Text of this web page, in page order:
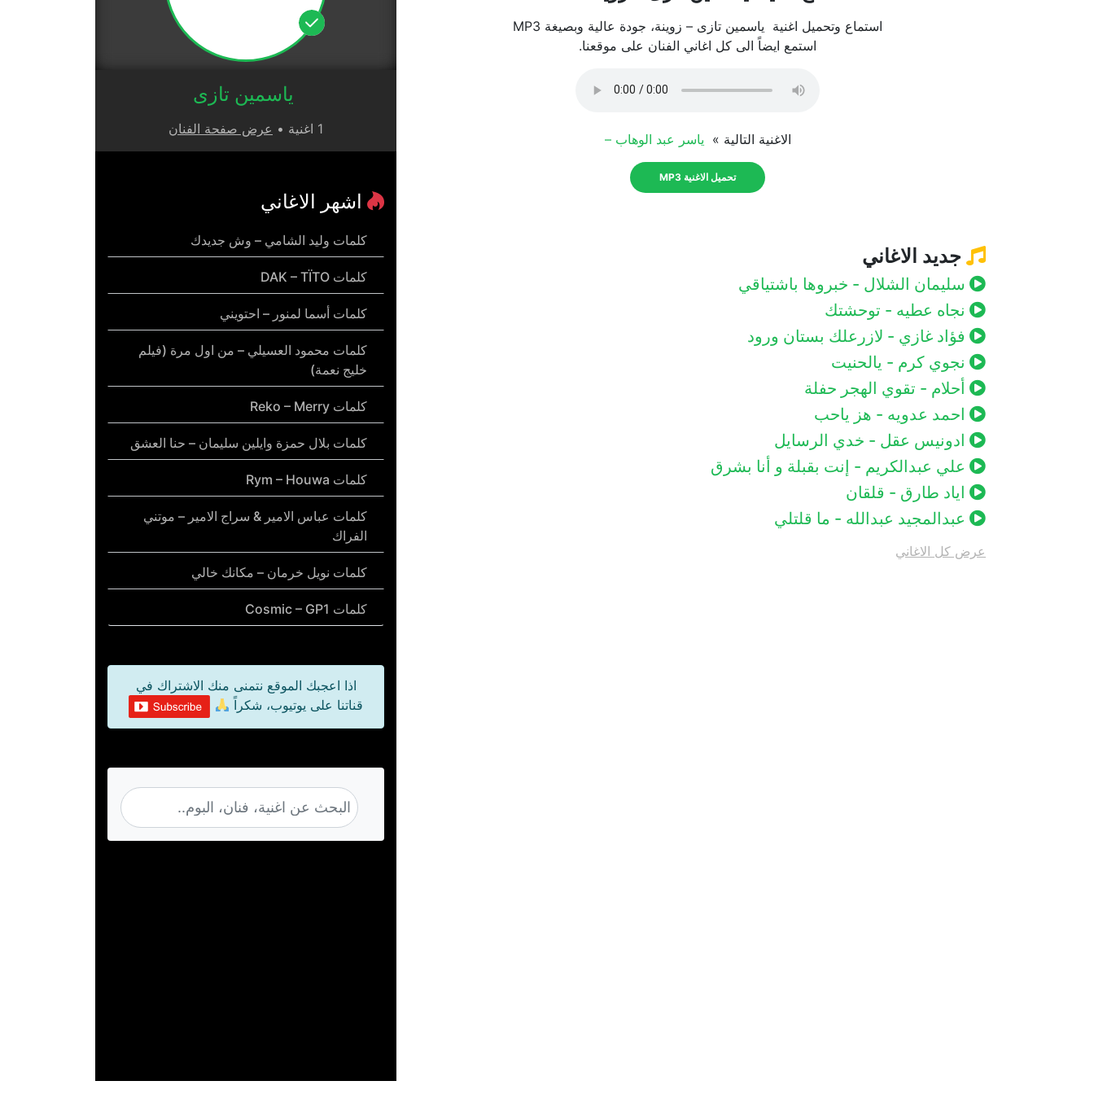
استماع وتحميل اغنية ياسمين تازى – زوينة، جودة عالية وبصيغة MP3
استمع ايضاً الى كل اغاني الفنان على موقعنا.
الاغنية التالية » ياسر عبد الوهاب –
تحميل الاغنية MP3
جديد الاغاني
سليمان الشلال - خبروها باشتياقي
نجاه عطيه - توحشتك
فؤاد غازي - لازرعلك بستان ورود
نجوي كرم - يالحنيت
أحلام - تقوي الهجر حفلة
احمد عدويه - هز ياحب
ادونيس عقل - خدي الرسايل
علي عبدالكريم - إنت بقبلة و أنا بشرق
اياد طارق - قلقان
عبدالمجيد عبدالله - ما قلتلي
عرض كل الاغاني
ياسمين تازى
1 اغنية • عرض صفحة الفنان
اشهر الاغاني
كلمات وليد الشامي – وش جديدك
كلمات DAK – TÏTO
كلمات أسما لمنور – احتويني
كلمات محمود العسيلي – من اول مرة (فيلم
خليج نعمة)
كلمات Reko – Merry
كلمات بلال حمزة وايلين سليمان – حنا العشق
كلمات Rym – Houwa
كلمات عباس الامير & سراج الامير – موتني
الفراك
كلمات نويل خرمان – مكانك خالي
كلمات Cosmic – GP1
اذا اعجبك الموقع نتمنى منك الاشتراك في
قناتنا على يوتيوب، شكراً